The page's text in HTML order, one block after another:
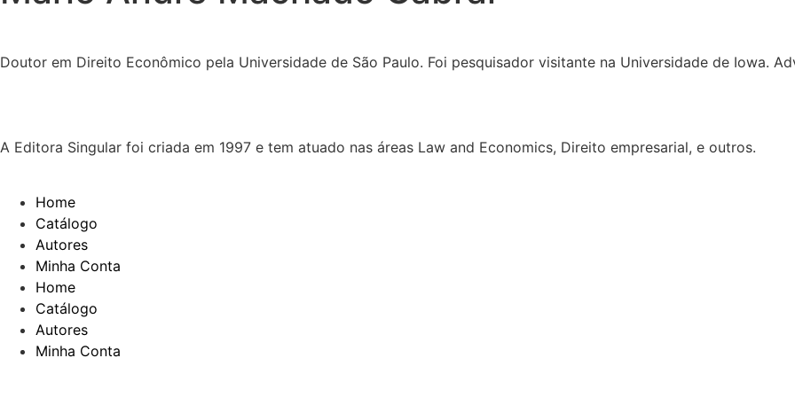
Doutor em Direito Econômico pela Universidade de São Paulo. Foi pesquisador visitante na Universidade de Iowa.
A Editora Singular foi criada em 1997 e tem atuado nas áreas Law and Economics, Direito empresarial, e outros.
Home
Catálogo
Autores
Minha Conta
Home
Catálogo
Autores
Minha Conta